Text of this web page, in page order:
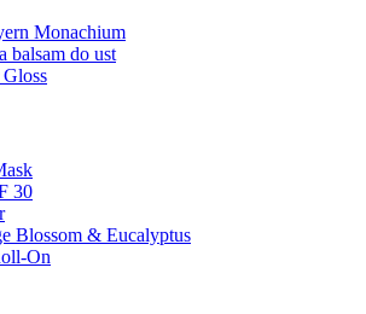
Monachium
do ust
30
Blossom & Eucalyptus
On